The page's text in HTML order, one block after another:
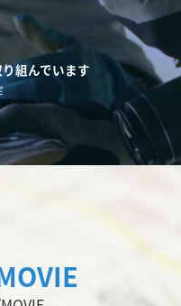
組んでいます